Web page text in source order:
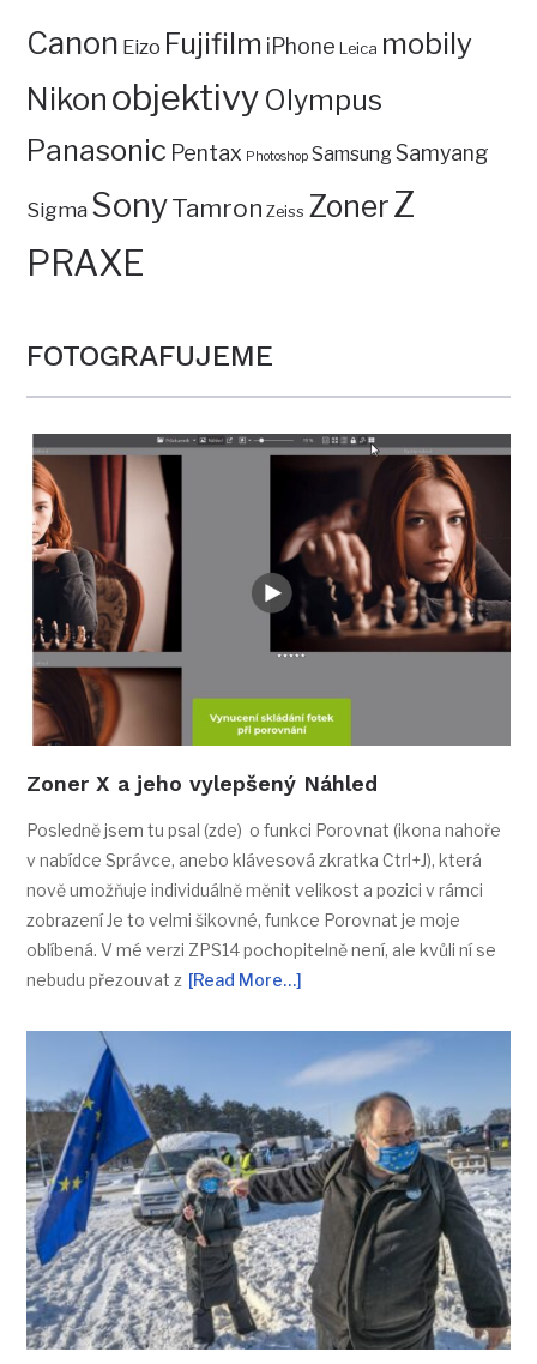
Canon Eizo Fujifilm iPhone Leica mobily
Nikon objektivy Olympus
Panasonic Pentax Photoshop SamsungSamyang
Sigma SonyTamron Zeiss ZonerZ
PRAXE
FOTOGRAFUJEME
Zoner X a jeho vylepšený Náhled
Posledně jsem tu psal (zde) o funkci Porovnat (ikona nahoře
v nabídce Správce, anebo klávesová zkratka Ctrl+J), která
nově umožňuje individuálně měnit velikost a pozici v rámci
zobrazení Je to velmi šikovné, funkce Porovnat je moje
oblíbená. V mé verzi ZPS14 pochopitelně není, ale kvůli ní se
nebudu přezouvat z [Read More…]